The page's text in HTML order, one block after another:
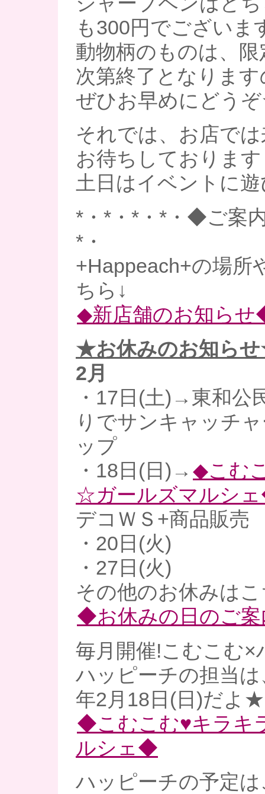
も300円でございま
動物柄のものは、
次第終了となりま
ぜひお早めにどう
それでは、お店で
お待ちしておりま
土日はイベントに
*・*・*・*・◆ご案
*・
+Happeach+の場所
ちら↓
◆新店舗のお知ら
★お休みのお知ら
2月
・17日(土)→東和公
りでサンキャッチ
ップ
・18日(日)→ ◆こむ
☆ガールズマルシ
デコＷＳ+商品販売
・20日(火)
・27日(火)
その他のお休みは
◆お休みの日のご
毎月開催!こむこむ×
ハッピーチの担当
年2月18日(日)だよ★
◆こむこむ♥キラキ
ルシェ◆
ハッピーチの予定